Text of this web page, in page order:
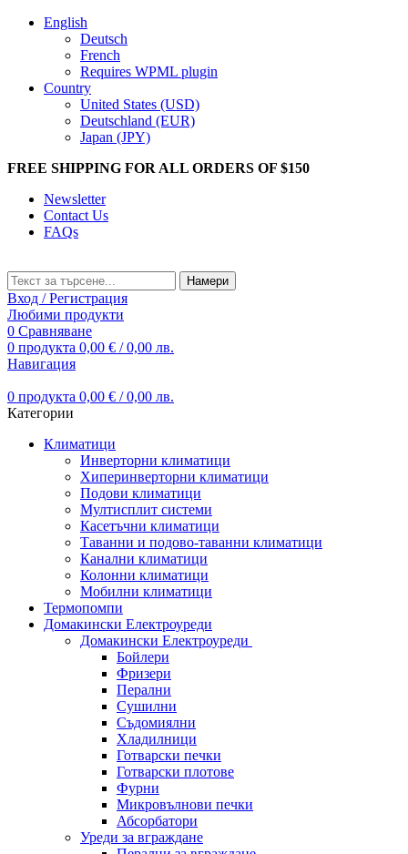
English
Deutsch
French
Requires WPML plugin
Country
United States (USD)
Deutschland (EUR)
Japan (JPY)
FREE SHIPPING FOR ALL ORDERS OF $150
Newsletter
Contact Us
FAQs
Намери
Вход / Регистрация
Любими продукти
0 Сравняване
0 продукта 0,00 € / 0,00 лв.
Навигация
0 продукта 0,00 € / 0,00 лв.
Категории
Климатици
Инверторни климатици
Хиперинверторни климатици
Подови климатици
Мултисплит системи
Касетъчни климатици
Таванни и подово-таванни климатици
Канални климатици
Колонни климатици
Мобилни климатици
Термопомпи
Домакински Електроуреди
Домакински Електроуреди
Бойлери
Фризери
Перални
Сушилни
Съдомиялни
Хладилници
Готварски печки
Готварски плотове
Фурни
Микровълнови печки
Абсорбатори
Уреди за вграждане